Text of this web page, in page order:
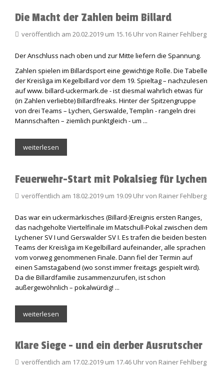
Die Macht der Zahlen beim Billard
veröffentlich am 20.02.2019 um 15.16 Uhr von Rainer Fehlberg
Der Anschluss nach oben und zur Mitte liefern die Spannung.
Zahlen spielen im Billardsport eine gewichtige Rolle. Die Tabelle
der Kreisliga im Kegelbillard vor dem 19. Spieltag – nachzulesen
auf www. billard-uckermark.de - ist diesmal wahrlich etwas für
(in Zahlen verliebte) Billardfreaks. Hinter der Spitzengruppe
von drei Teams – Lychen, Gerswalde, Templin - rangeln drei
Mannschaften – ziemlich punktgleich - um ...
weiterlesen
Feuerwehr-Start mit Pokalsieg für Lychen
veröffentlich am 18.02.2019 um 19.09 Uhr von Rainer Fehlberg
Das war ein uckermärkisches (Billard-)Ereignis ersten Ranges,
das nachgeholte Viertelfinale im Matschull-Pokal zwischen dem
Lychener SV I und Gerswalder SV I. Es trafen die beiden besten
Teams der Kreisliga im Kegelbillard aufeinander, alle sprachen
vom vorweg genommenen Finale. Dann fiel der Termin auf
einen Samstagabend (wo sonst immer freitags gespielt wird).
Da die Billardfamilie zusammenzurufen, ist schon
außergewöhnlich – pokalwürdig! ...
weiterlesen
Klare Siege - und ein derber Ausrutscher
veröffentlich am 17.02.2019 um 17.46 Uhr von Rainer Fehlberg